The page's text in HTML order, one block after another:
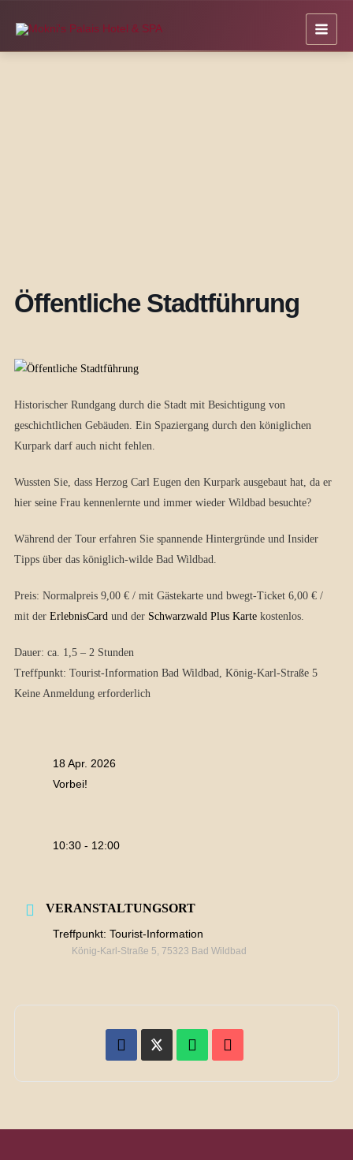
Inhalt
springen
Öffentliche Stadtführung
Historischer Rundgang durch die Stadt mit Besichtigung von
geschichtlichen Gebäuden. Ein Spaziergang durch den königlichen
Kurpark darf auch nicht fehlen.
Wussten Sie, dass Herzog Carl Eugen den Kurpark ausgebaut hat, da er
hier seine Frau kennenlernte und immer wieder Wildbad besuchte?
Während der Tour erfahren Sie spannende Hintergründe und Insider
Tipps über das königlich-wilde Bad Wildbad.
Preis: Normalpreis 9,00 € / mit Gästekarte und bwegt-Ticket 6,00 € /
mit der ErlebnisCard und der Schwarzwald Plus Kartekostenlos.
Dauer: ca. 1,5 – 2 Stunden
Treffpunkt: Tourist-Information Bad Wildbad, König-Karl-Straße 5
Keine Anmeldung erforderlich
18 Apr. 2026
Vorbei!
10:30 - 12:00
VERANSTALTUNGSORT
Treffpunkt: Tourist-Information
König-Karl-Straße 5, 75323 Bad Wildbad